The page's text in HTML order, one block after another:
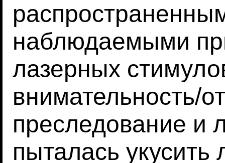
наблюдаемыми
лазерных
внимательность/
преследование и
пыталась укусить